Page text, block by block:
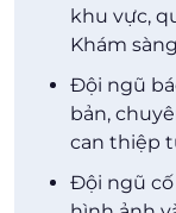
khu vực,
Khám
Đội ngũ
bản,
can thiệp
Đội ngũ cố